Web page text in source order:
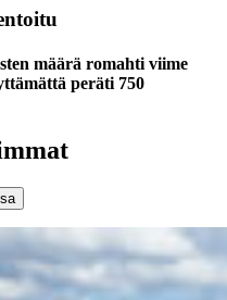
määrä romahti viime
peräti 750